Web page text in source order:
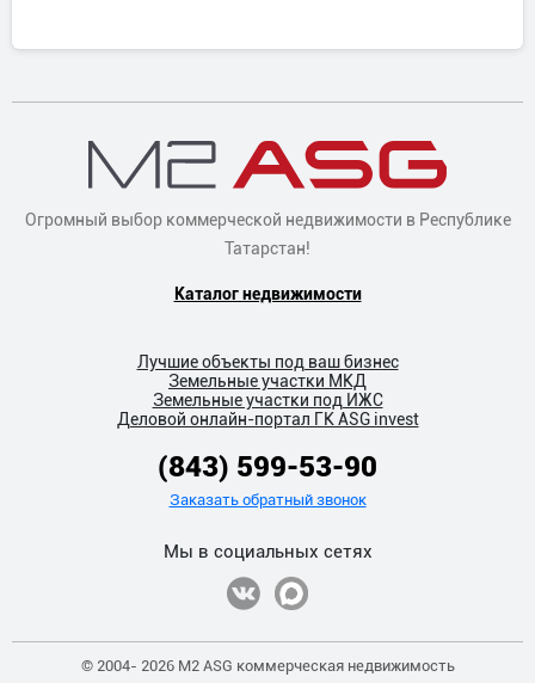
Огромный выбор коммерческой недвижимости в Республике
Татарстан!
Каталог недвижимости
Лучшие объекты под ваш бизнес
Земельные участки МКД
Земельные участки под ИЖС
Деловой онлайн-портал ГК ASG invest
(843) 599-53-90
Заказать обратный звонок
Мы в социальных сетях
© 2004- 2026 M2 ASG коммерческая недвижимость